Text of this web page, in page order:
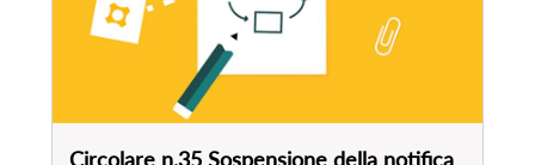
Circolare n.35 Sospensione della notifica